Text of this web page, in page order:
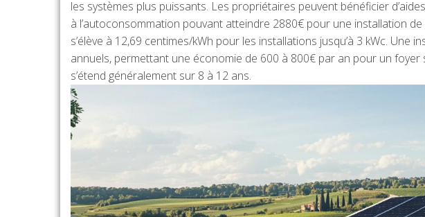
les systèmes plus puissants. Les propriétaires peuvent bénéficier
à l’autoconsommation pouvant atteindre 2880€ pour une installation
s’élève à 12,69 centimes/kWh pour les installations jusqu’à 3 kWc. Une
annuels, permettant une économie de 600 à 800€ par an pour un
s’étend généralement sur 8 à 12 ans.